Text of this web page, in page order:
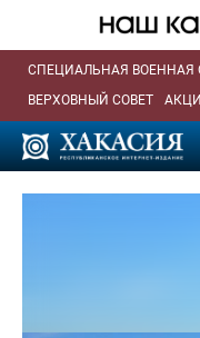
СПЕЦИАЛЬНАЯ ВОЕННАЯ
ВЕРХОВНЫЙ СОВЕТ